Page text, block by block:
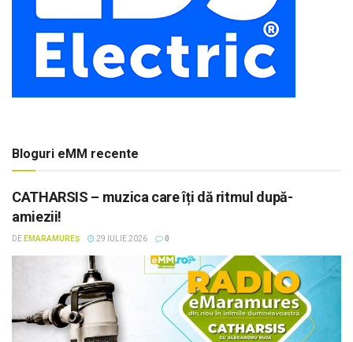
Bloguri eMM recente
CATHARSIS – muzica care îți dă ritmul după-
amiezii!
DE EMARAMUREȘ 29 IULIE 2026 0